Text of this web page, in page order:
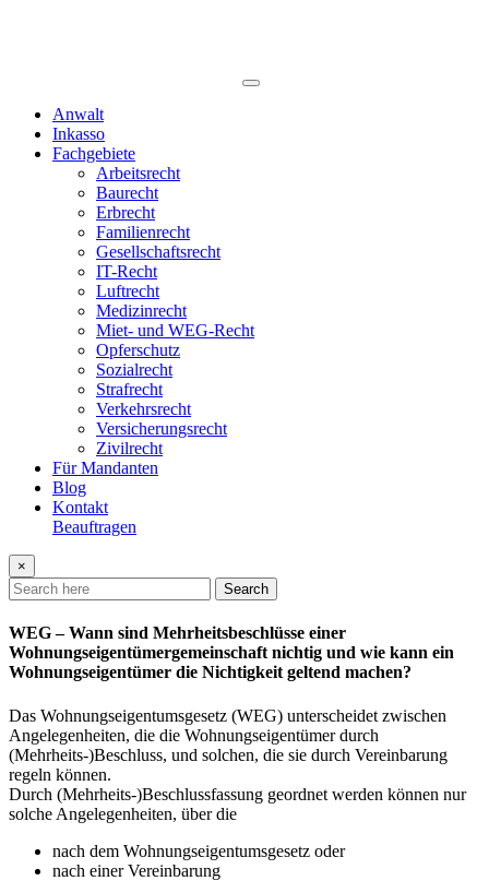
Anwalt
Inkasso
Fachgebiete
Arbeitsrecht
Baurecht
Erbrecht
Familienrecht
Gesellschaftsrecht
IT-Recht
Luftrecht
Medizinrecht
Miet- und WEG-Recht
Opferschutz
Sozialrecht
Strafrecht
Verkehrsrecht
Versicherungsrecht
Zivilrecht
Für Mandanten
Blog
Kontakt
Beauftragen
×
Search
WEG – Wann sind Mehrheitsbeschlüsse einer
Wohnungseigentümergemeinschaft nichtig und wie kann ein
Wohnungseigentümer die Nichtigkeit geltend machen?
Das Wohnungseigentumsgesetz (WEG) unterscheidet zwischen
Angelegenheiten, die die Wohnungseigentümer durch
(Mehrheits-)Beschluss, und solchen, die sie durch Vereinbarung
regeln können.
Durch (Mehrheits-)Beschlussfassung geordnet werden können nur
solche Angelegenheiten, über die
nach dem Wohnungseigentumsgesetz oder
nach einer Vereinbarung